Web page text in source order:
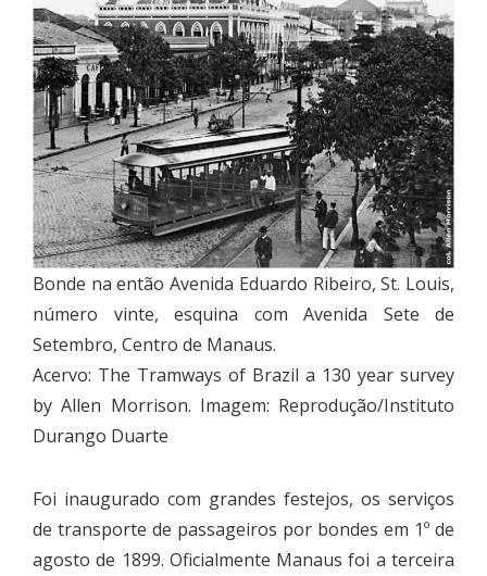
Bonde na então Avenida Eduardo Ribeiro, St. Louis,
número vinte, esquina com Avenida Sete de
Setembro, Centro de Manaus.
Acervo: The Tramways of Brazil a 130 year survey
by Allen Morrison. Imagem: Reprodução/Instituto
Durango Duarte
Foi inaugurado com grandes festejos, os serviços
de transporte de passageiros por bondes em 1º de
agosto de 1899. Oficialmente Manaus foi a terceira